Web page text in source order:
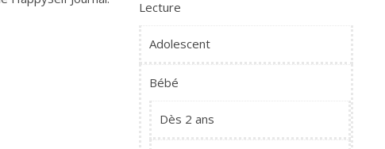
Lecture
Adolescent
Bébé
Dès 2 ans